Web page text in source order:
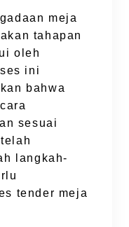
meja
tahapan
oleh
ini
bahwa
sesuai
langkah-
tender meja